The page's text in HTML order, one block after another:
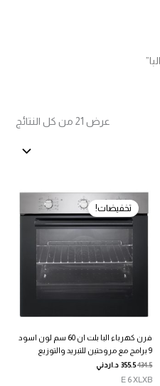
عرض ⁦21⁩ من كل النتائج
تخفيضات!
فرن كهرباء البا بلت ان 60 سم لون اسود
9 برامج مع مروحتين للتبريد والتوزيع
434.5
355.5 د.اردني
E 6 XLXB